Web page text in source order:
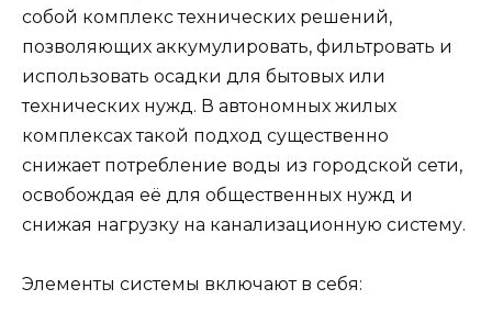
собой комплекс технических решений,
позволяющих аккумулировать, фильтровать и
использовать осадки для бытовых или
технических нужд. В автономных жилых
комплексах такой подход существенно
снижает потребление воды из городской сети,
освобождая её для общественных нужд и
снижая нагрузку на канализационную систему.
Элементы системы включают в себя: